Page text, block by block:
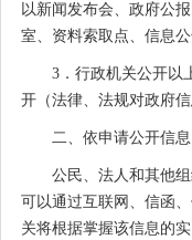
以新闻发布会、政府公
室、资料索取点、信息
3．行政机关公开以上
开（法律、法规对政府
二、依申请公开信息
公民、法人和其他组
可以通过互联网、信函
关将根据掌握该信息的